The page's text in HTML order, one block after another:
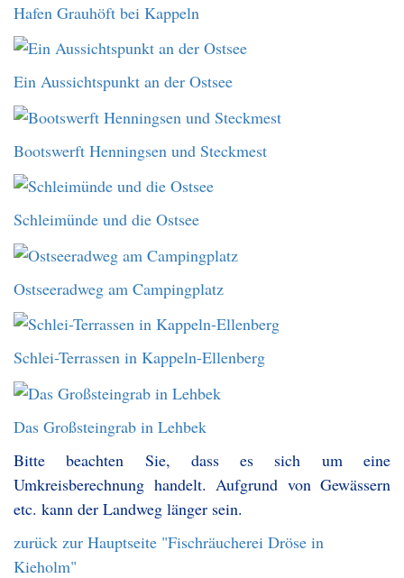
Hafen Grauhöft bei Kappeln
Ein Aussichtspunkt an der Ostsee
Bootswerft Henningsen und Steckmest
Schleimünde und die Ostsee
Ostseeradweg am Campingplatz
Schlei-Terrassen in Kappeln-Ellenberg
Das Großsteingrab in Lehbek
Bitte beachten Sie, dass es sich um eine
Umkreisberechnung handelt. Aufgrund von Gewässern
etc. kann der Landweg länger sein.
zurück zur Hauptseite "Fischräucherei Dröse in
Kieholm"